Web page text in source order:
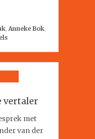
, Anneke Bok,
vertaler
met
van der